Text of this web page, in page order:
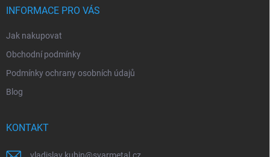
INFORMACE PRO VÁS
Jak nakupovat
Obchodní podmínky
Podmínky ochrany osobních údajů
Blog
KONTAKT